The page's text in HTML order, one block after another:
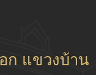
ก แขวงบ้าน